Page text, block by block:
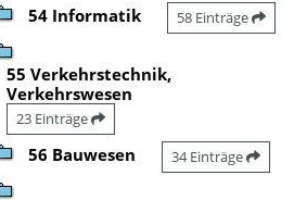
54 Informatik 58 Einträge
55 Verkehrstechnik,
Verkehrswesen
23 Einträge
56 Bauwesen 34 Einträge